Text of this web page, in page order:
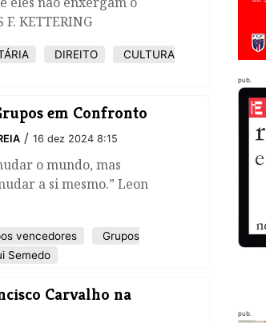
KETTERING
DIREITO
CULTURA
em Confronto
/ 16 dez 2024 8:15
o mundo, mas
a si mesmo.” Leon
vencedores
Grupos
Semedo
Carvalho na
pub.
pub.